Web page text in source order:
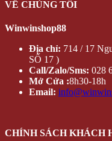
VỀ CHÚNG TÔI
Winwinshop88
Địa chỉ: 714 / 17
SỐ 17 )
Call/Zalo/Sms: 028
Mở Cửa :8h30-18h
Email:
CHÍNH SÁCH KHÁCH